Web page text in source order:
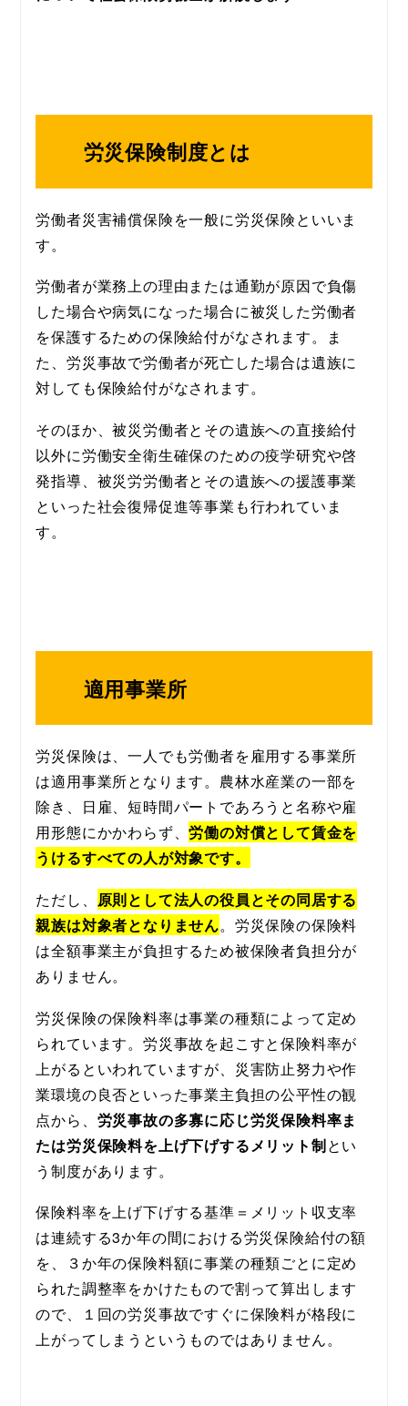
労災保険制度とは
労働者災害補償保険を一般に労災保険といいま
す。
労働者が業務上の理由または通勤が原因で負傷
した場合や病気になった場合に被災した労働者
を保護するための保険給付がなされます。ま
た、労災事故で労働者が死亡した場合は遺族に
対しても保険給付がなされます。
そのほか、被災労働者とその遺族への直接給付
以外に労働安全衛生確保のための疫学研究や啓
発指導、被災労労働者とその遺族への援護事業
といった社会復帰促進等事業も行われていま
す。
適用事業所
労災保険は、一人でも労働者を雇用する事業所
は適用事業所となります。農林水産業の一部を
除き、日雇、短時間パートであろうと名称や雇
用形態にかかわらず、労働の対償として賃金を
うけるすべての人が対象です。
ただし、 原則として法人の役員とその同居する
親族は対象者となりません。労災保険の保険料
は全額事業主が負担するため被保険者負担分が
ありません。
労災保険の保険料率は事業の種類によって定め
られています。労災事故を起こすと保険料率が
上がるといわれていますが、災害防止努力や作
業環境の良否といった事業主負担の公平性の観
点から、 労災事故の多寡に応じ労災保険料率ま
たは労災保険料を上げ下げするメリット制とい
う制度があります。
保険料率を上げ下げする基準＝メリット収支率
は連続する3か年の間における労災保険給付の額
を、３か年の保険料額に事業の種類ごとに定め
られた調整率をかけたもので割って算出します
ので、１回の労災事故ですぐに保険料が格段に
上がってしまうというものではありません。